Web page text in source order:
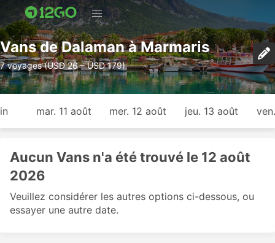
Vans de Dalaman à Marmaris
7 voyages (USD 26 – USD 179)
mar. 11 août mer. 12 août jeu. 13 août
Aucun Vans n'a été trouvé le 12 août
2026
Veuillez considérer les autres options ci-dessous, ou
essayer une autre date.